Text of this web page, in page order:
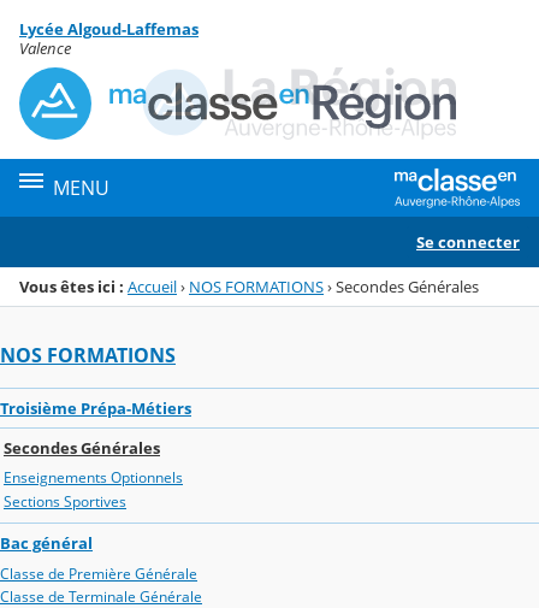
Menu de la rubrique
Contenu
Lycée Algoud-Laffemas
Valence
MENU
Se connecter
Vous êtes ici : Accueil› NOS FORMATIONS›Secondes Générales
NOS FORMATIONS
Troisième Prépa-Métiers
Secondes Générales
Enseignements Optionnels
Sections Sportives
Bac général
Classe de Première Générale
Classe de Terminale Générale